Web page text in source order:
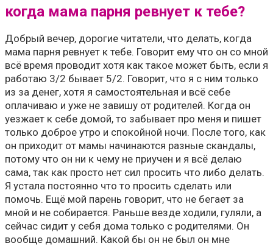
когда мама парня ревнует к тебе?
Добрый вечер, дорогие читатели, что делать, когда
мама парня ревнует к тебе. Говорит ему что он со мной
всё время проводит хотя как такое может быть, если я
работаю 3/2 бывает 5/2. Говорит, что я с ним только
из за денег, хотя я самостоятельная и всё себе
оплачиваю и уже не завишу от родителей. Когда он
уезжает к себе домой, то забывает про меня и пишет
только доброе утро и спокойной ночи. После того, как
он приходит от мамы начинаются разные скандалы,
потому что он ни к чему не приучен и я всё делаю
сама, так как просто нет сил просить что либо делать.
Я устала постоянно что то просить сделать или
помочь. Ещё мой парень говорит, что не бегает за
мной и не собирается. Раньше везде ходили, гуляли, а
сейчас сидит у себя дома только с родителями. Он
вообще домашний. Какой бы он не был он мне